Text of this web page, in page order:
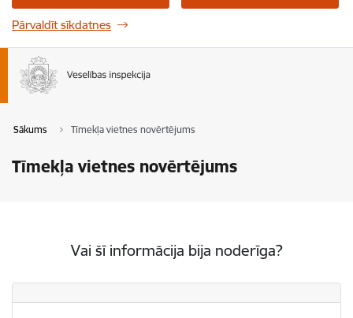
Pārvaldīt sīkdatnes
Sākums Tīmekļa vietnes novērtējums
Tīmekļa vietnes novērtējums
Vai šī informācija bija noderīga?
Vai šī informācija bija noderīga?